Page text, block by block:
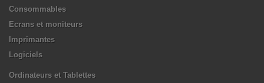
Consommables
Ecrans et moniteurs
Imprimantes
Logiciels
Ordinateurs et Tablettes